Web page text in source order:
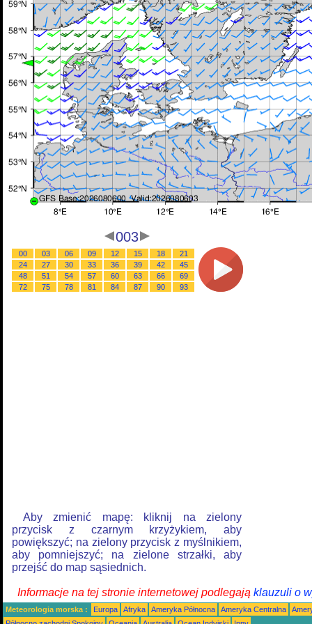
003
00 03 06 09 12 15 18
21
24
27 30 33 36 39 42
45
48
51 54 57 60 63 66
69
72
75 78 81 84 87 90 93
Aby zmienić mapę: kliknij na zielony
przycisk z czarnym krzyżykiem, aby
powiększyć; na zielony przycisk z myślnikiem,
aby pomniejszyć; na zielone strzałki, aby
przejść do map sąsiednich.
Informacje na tej stronie internetowej podlegają klauzuli o
Meteorologia morska : Europa Afryka Ameryka Północna Ameryka Centralna